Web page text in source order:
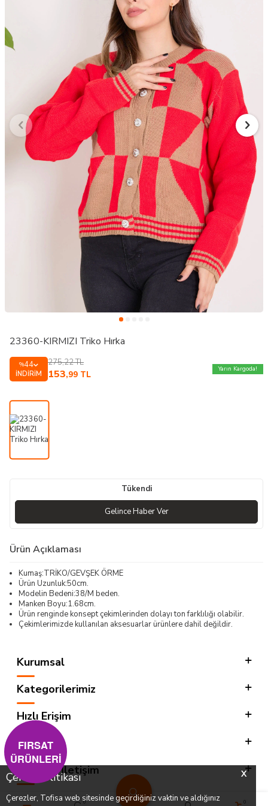
X
Çerez Politikası
Çerezler, Tofisa web sitesinde geçirdiğiniz vaktin ve aldığınız
0 0
23360-KIRMIZI Triko Hırka
%44
İNDIRIM
275,22TL
153,99 TL
Yarın Kargoda!
Tükendi
Gelince Haber Ver
Ürün Açıklaması
Kumaş:TRİKO/GEVŞEK ÖRME
Ürün Uzunluk:50cm.
Modelin Bedeni:38/M beden.
Manken Boyu:1.68cm.
Ürün renginde konsept çekimlerinden dolayı ton farklılığı olabilir.
Çekimlerimizde kullanılan aksesuarlar ürünlere dahil değildir.
Kurumsal
Kategorilerimiz
Hızlı Erişim
Sosyal
Adres & İletişim
FIRSAT
ÜRÜNLERİ